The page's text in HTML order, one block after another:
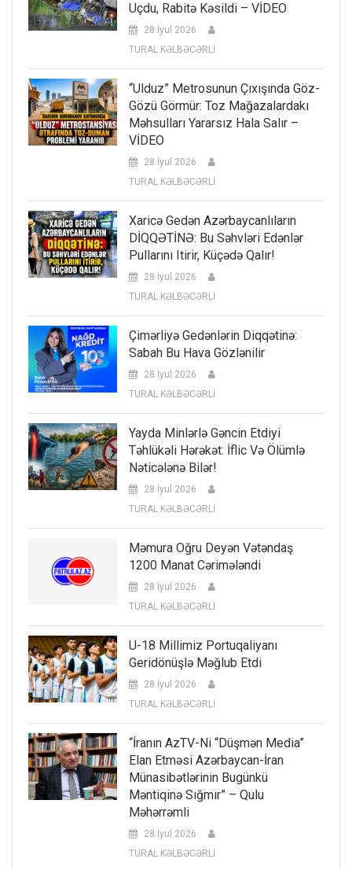
Uçdu, Rabitə Kəsildi – VİDEO
28 İyul 2026
TURAL KƏLBƏCƏRLİ
“Ulduz” Metrosunun Çıxışında Göz-
Gözü Görmür: Toz Mağazalardakı
Məhsulları Yararsız Hala Salır –
VİDEO
28 İyul 2026
TURAL KƏLBƏCƏRLİ
Xaricə Gedən Azərbaycanlıların
DİQQƏTİNƏ: Bu Səhvləri Edənlər
Pullarını Itirir, Küçədə Qalır!
28 İyul 2026
TURAL KƏLBƏCƏRLİ
Çimərliyə Gedənlərin Diqqətinə:
Sabah Bu Hava Gözlənilir
28 İyul 2026
TURAL KƏLBƏCƏRLİ
Yayda Minlərlə Gəncin Etdiyi
Təhlükəli Hərəkət: İflic Və Ölümlə
Nəticələnə Bilər!
28 İyul 2026
TURAL KƏLBƏCƏRLİ
Məmura Oğru Deyən Vətəndaş
1200 Manat Cərimələndi
28 İyul 2026
TURAL KƏLBƏCƏRLİ
U-18 Millimiz Portuqaliyanı
Geridönüşlə Məğlub Etdi
28 İyul 2026
TURAL KƏLBƏCƏRLİ
“İranın AzTV-Ni “düşmən Media”
Elan Etməsi Azərbaycan-İran
Münasibətlərinin Bugünkü
Məntiqinə Sığmır” – Qulu
Məhərrəmli
28 İyul 2026
TURAL KƏLBƏCƏRLİ